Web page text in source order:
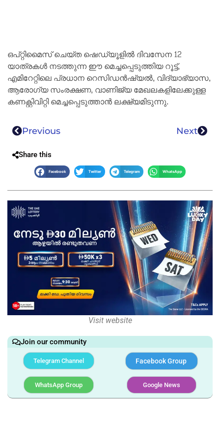
ഒപ്റ്റിമൈസ് ചെയ്ത ഷെഡ്യൂളിൽ ദിവസേന 12
യാത്രകൾ നടത്തുന്ന ഈ മെച്ചപ്പെടുത്തിയ റൂട്ട്,
എമിറേറ്റിലെ പ്രധാന റെസിഡൻഷ്യൽ, വിദ്യാഭ്യാസ,
ആരോഗ്യ സംരക്ഷണ, വാണിജ്യ മേഖലകളിലേക്കുള്ള
കണക്റ്റിവിറ്റി മെച്ചപ്പെടുത്താൻ ലക്ഷ്യമിടുന്നു.
Previous Next
Share this
Facebook Twitter Telegram WhatsApp
Visit website
Join our community
Telegram Channel Facebook Group
WhatsApp Group Google News